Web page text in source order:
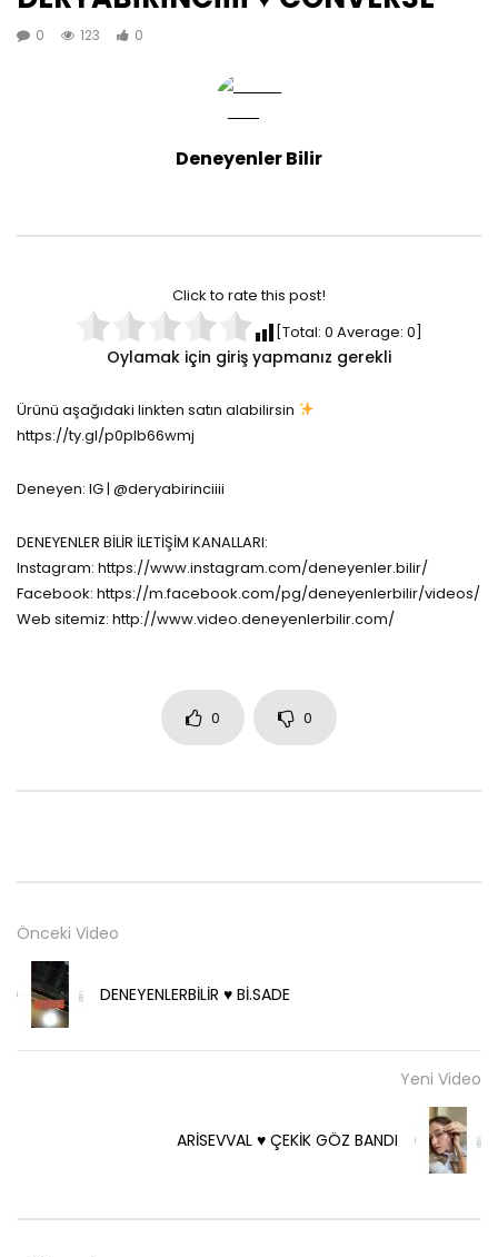
0 123 0
Deneyenler Bilir
Click to rate this post!
[Total: 0 Average: 0]
Oylamak için giriş yapmanız gerekli
Ürünü aşağıdaki linkten satın alabilirsin
https://ty.gl/p0plb66wmj
Deneyen: IG | @deryabirinciiii
DENEYENLER BİLİR İLETİŞİM KANALLARI:
Instagram: https://www.instagram.com/deneyenler.bilir/
Facebook: https://m.facebook.com/pg/deneyenlerbilir/videos/
Web sitemiz: http://www.video.deneyenlerbilir.com/
0 0
Önceki Video
DENEYENLERBİLİR ♥️ Bİ.SADE
Yeni Video
ARİSEVVAL ♥️ ÇEKİK GÖZ BANDI